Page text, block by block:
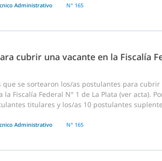
Administrativo N° 165
cubrir una vacante en la Fiscalía
que se sortearon los/as postulantes para
la Fiscalía Federal N° 1 de La Plata (ver
titulares y los/as 10 postulantes
Administrativo N° 165